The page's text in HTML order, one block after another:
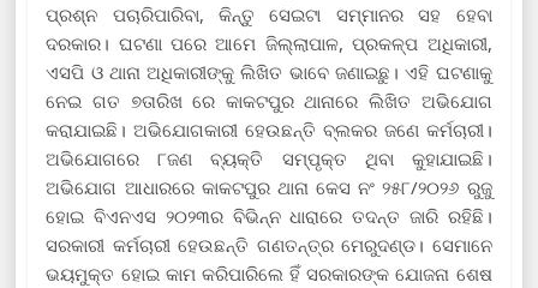
ପ୍ରଶ୍ନ ପଚାରିପାରିବା, କିନ୍ତୁ ସେଇଟା ସମ୍ମାନର ସହ ହେବା
ଦରକାର। ଘଟଣା ପରେ ଆମେ ଜିଲ୍ଲାପାଳ, ପ୍ରକଳ୍ପ ଅଧିକାରୀ,
ଏସପି ଓ ଥାନା ଅଧିକାରୀଙ୍କୁ ଲିଖିତ ଭାବେ ଜଣାଇଛୁ। ଏହି ଘଟଣାକୁ
ନେଇ ଗତ ୭ତାରିଖ ରେ କାକଟପୁର ଥାନାରେ ଲିଖିତ ଅଭିଯୋଗ
କରାଯାଇଛି। ଅଭିଯୋଗକାରୀ ହେଉଛନ୍ତି ବ୍ଲକର ଜଣେ କର୍ମଚାରୀ।
ଅଭିଯୋଗରେ ୮ଜଣ ବ୍ୟକ୍ତି ସମ୍ପୃକ୍ତ ଥିବା କୁହାଯାଇଛି।
ଅଭିଯୋଗ ଆଧାରରେ କାକଟପୁର ଥାନା କେସ ନଂ ୨୫୮/୨୦୨୬ ରୁଜୁ
ହୋଇ ବିଏନଏସ ୨୦୨୩ର ବିଭିନ୍ନ ଧାରାରେ ତଦନ୍ତ ଜାରି ରହିଛି।
ସରକାରୀ କର୍ମଚାରୀ ହେଉଛନ୍ତି ଗଣତନ୍ତ୍ର ମେରୁଦଣ୍ଡ। ସେମାନେ
ଭୟମୁକ୍ତ ହୋଇ କାମ କରିପାରିଲେ ହିଁ ସରକାରଙ୍କ ଯୋଜନା ଶେଷ